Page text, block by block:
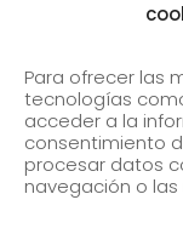
Para ofrecer las
tecnologías
acceder a la
consentimiento
procesar datos
navegación o
Subscribe to
email.